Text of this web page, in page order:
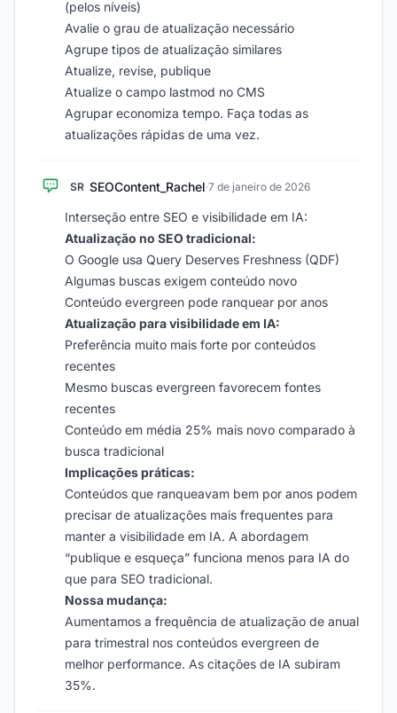
(pelos níveis)
Avalie o grau de atualização necessário
Agrupe tipos de atualização similares
Atualize, revise, publique
Atualize o campo lastmod no CMS
Agrupar economiza tempo. Faça todas as
atualizações rápidas de uma vez.
SR SEOContent_Rachel·7 de janeiro de 2026
Interseção entre SEO e visibilidade em IA:
Atualização no SEO tradicional:
O Google usa Query Deserves Freshness (QDF)
Algumas buscas exigem conteúdo novo
Conteúdo evergreen pode ranquear por anos
Atualização para visibilidade em IA:
Preferência muito mais forte por conteúdos
recentes
Mesmo buscas evergreen favorecem fontes
recentes
Conteúdo em média 25% mais novo comparado à
busca tradicional
Implicações práticas:
Conteúdos que ranqueavam bem por anos podem
precisar de atualizações mais frequentes para
manter a visibilidade em IA. A abordagem
“publique e esqueça” funciona menos para IA do
que para SEO tradicional.
Nossa mudança:
Aumentamos a frequência de atualização de anual
para trimestral nos conteúdos evergreen de
melhor performance. As citações de IA subiram
35%.